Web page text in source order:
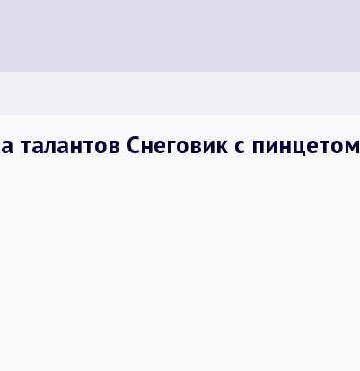
Снеговик с пинцетом